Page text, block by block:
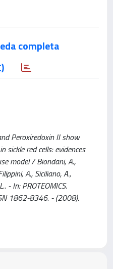
completa
Peroxiredoxin II show
sickle red cells: evidences
model / Biondani, A.,
A., Siciliano, A.,
- In: PROTEOMICS.
1862-8346. - (2008).